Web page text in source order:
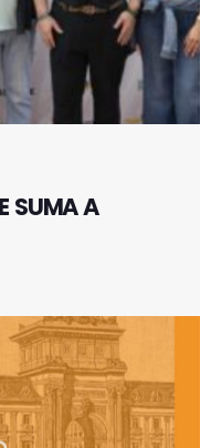
SUMA A